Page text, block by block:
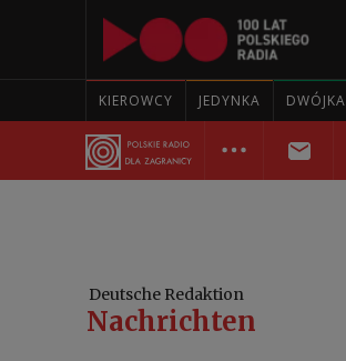
KIEROWCY JEDYNKA DWÓJKA
Deutsche Redaktion
Nachrichten